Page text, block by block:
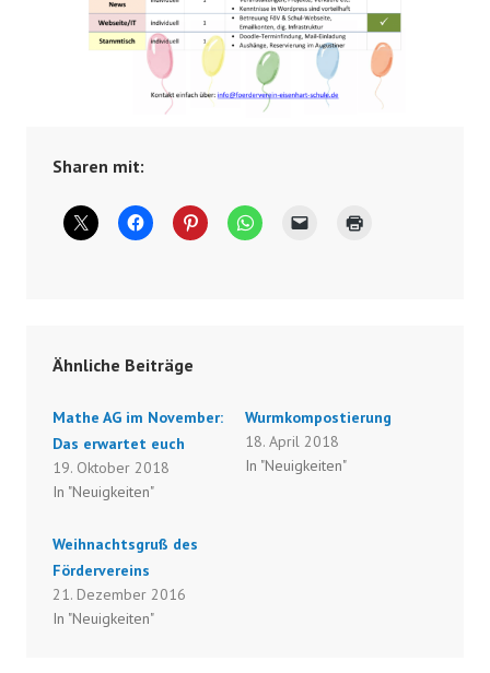
Sharen mit:
Ähnliche Beiträge
Mathe AG im November:
Das erwartet euch
19. Oktober 2018
In "Neuigkeiten"
Wurmkompostierung
18. April 2018
In "Neuigkeiten"
Weihnachtsgruß des
Fördervereins
21. Dezember 2016
In "Neuigkeiten"